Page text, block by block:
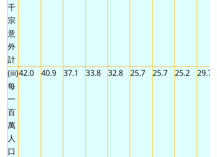
千
宗
意
外
計
(iii)
每
一
百
萬
人
口
42.0 40.9 37.1 33.8 32.8 25.7 25.7 25.2 29.7